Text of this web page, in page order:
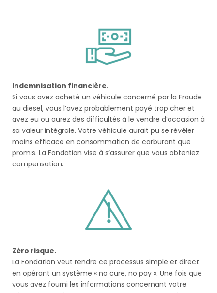
Indemnisation financière.
Si vous avez acheté un véhicule concerné par la Fraude
au diesel, vous l’avez probablement payé trop cher et
avez eu ou aurez des difficultés à le vendre d’occasion à
sa valeur intégrale. Votre véhicule aurait pu se révéler
moins efficace en consommation de carburant que
promis. La Fondation vise à s’assurer que vous obteniez
compensation.
Zéro risque.
La Fondation veut rendre ce processus simple et direct
en opérant un système « no cure, no pay ». Une fois que
vous avez fourni les informations concernant votre